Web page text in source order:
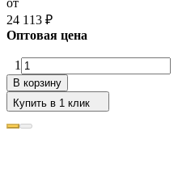
24 113 ₽
Оптовая цена
1
В корзину
Купить в 1 клик